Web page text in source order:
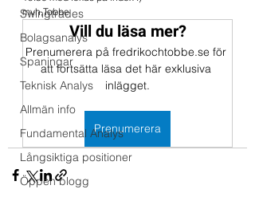
Swingtrades
Bolagsanalys
Spaningar
Teknisk Analys
Allmän info
Fundamental Analys
Långsiktiga positioner
Öppen blogg
mvh,Tobbe
Vill du läsa mer?
Prenumerera på fredrikochtobbe.se för
att fortsätta läsa det här exklusiva
inlägget.
Prenumerera